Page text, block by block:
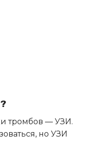
тромбов — УЗИ.
но УЗИ